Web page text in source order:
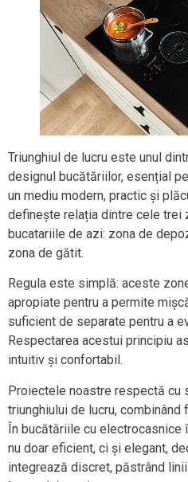
Triunghiul de lucru este unul
designul bucătăriilor, esențial
un mediu modern, practic și
definește relația dintre cele trei
bucatariile de azi: zona de
zona de gătit.
Regula este simplă: aceste
apropiate pentru a permite
suficient de separate pentru a
Respectarea acestui principiu
intuitiv și confortabil.
Proiectele noastre respectă cu
triunghiului de lucru,
În bucătăriile cu electrocasnice
nu doar eficient, ci și elegant,
integrează discret, păstrând